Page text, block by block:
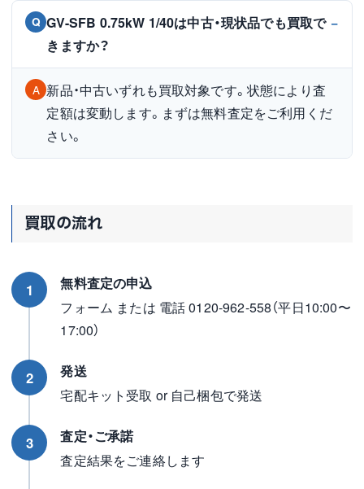
Q GV-SFB 0.75kW 1/40は中古・現状品でも買取で
きますか？
A 新品・中古いずれも買取対象です。状態により査
定額は変動します。まずは無料査定をご利用くだ
さい。
買取の流れ
1
無料査定の申込
フォーム または 電話 0120-962-558（平日10:00〜
17:00）
2
発送
宅配キット受取 or 自己梱包で発送
3
査定・ご承諾
査定結果をご連絡します